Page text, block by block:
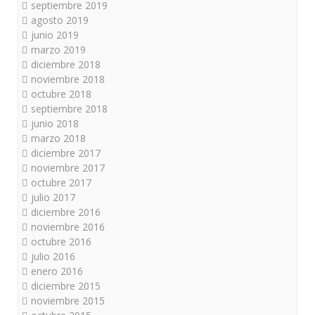
septiembre 2019
agosto 2019
junio 2019
marzo 2019
diciembre 2018
noviembre 2018
octubre 2018
septiembre 2018
junio 2018
marzo 2018
diciembre 2017
noviembre 2017
octubre 2017
julio 2017
diciembre 2016
noviembre 2016
octubre 2016
julio 2016
enero 2016
diciembre 2015
noviembre 2015